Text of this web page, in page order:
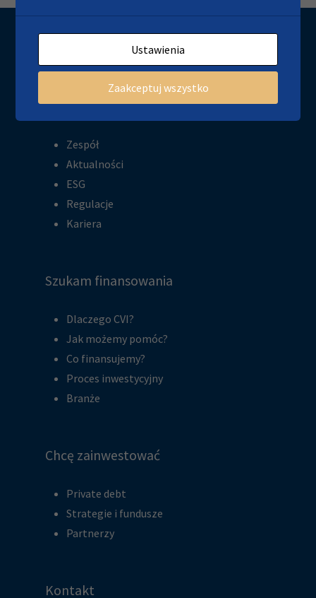
O nas
Zespół
Aktualności
ESG
Regulacje
Kariera
Szukam finansowania
Dlaczego CVI?
Jak możemy pomóc?
Co finansujemy?
Proces inwestycyjny
Branże
Chcę zainwestować
Private debt
Strategie i fundusze
Partnerzy
Kontakt
Ustawienia
Zaakceptuj wszystko